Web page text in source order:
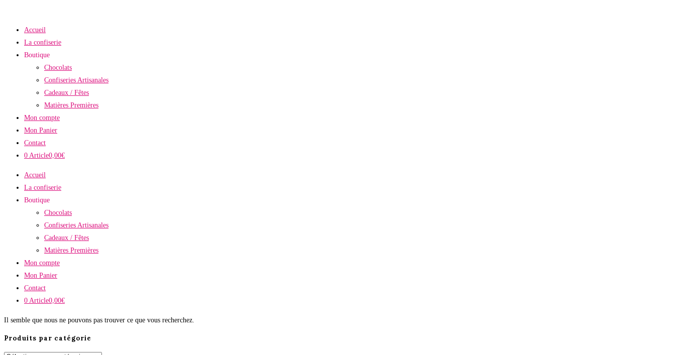
Accueil
La confiserie
Boutique
Chocolats
Confiseries Artisanales
Cadeaux / Fêtes
Matières Premières
Mon compte
Mon Panier
Contact
0 Article0,00€
Accueil
La confiserie
Boutique
Chocolats
Confiseries Artisanales
Cadeaux / Fêtes
Matières Premières
Mon compte
Mon Panier
Contact
0 Article0,00€
Il semble que nous ne pouvons pas trouver ce que vous recherchez.
Produits par catégorie